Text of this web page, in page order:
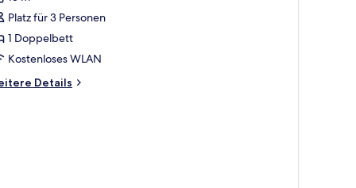
Platz für 3 Personen
1 Doppelbett
Kostenloses WLAN
Details